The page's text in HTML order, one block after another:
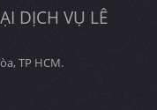
DỊCH VỤ LÊ
TP HCM.